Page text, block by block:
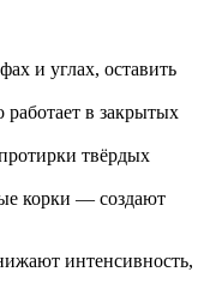
и углах, оставить
в закрытых
твёрдых
корки — создают
интенсивность,